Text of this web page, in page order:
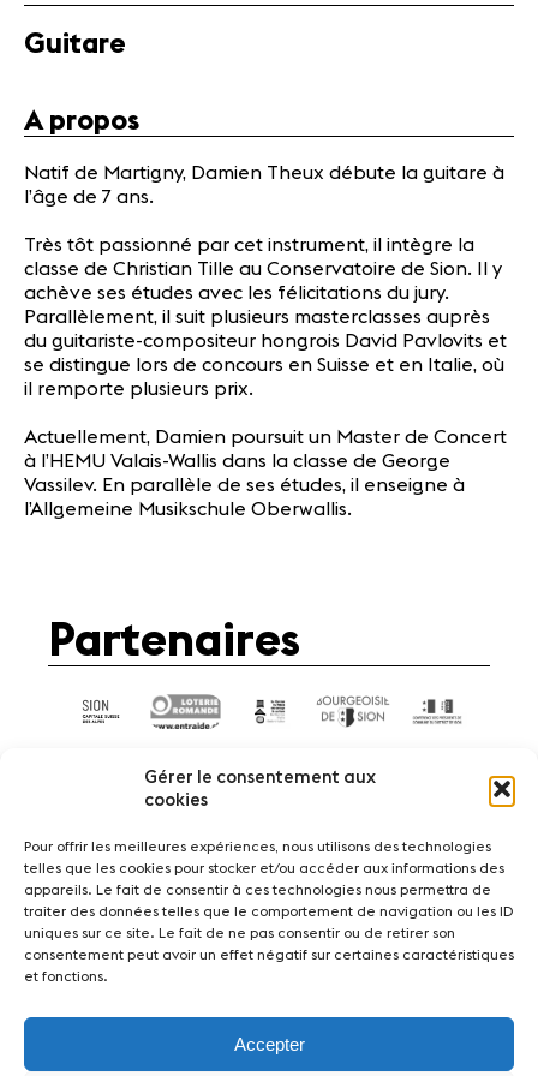
Gérer le consentement aux
cookies
Pour offrir les meilleures expériences, nous utilisons des technologies
telles que les cookies pour stocker et/ou accéder aux informations des
appareils. Le fait de consentir à ces technologies nous permettra de
traiter des données telles que le comportement de navigation ou les ID
uniques sur ce site. Le fait de ne pas consentir ou de retirer son
consentement peut avoir un effet négatif sur certaines caractéristiques
et fonctions.
Accepter
Partenaires
Actualités
Bénévoles
Médias
Revue de
presse
Emplois
Mentions
légales
Contact
Guitare
A propos
Natif de Martigny, Damien Theux débute la guitare à
l’âge de 7 ans.
Très tôt passionné par cet instrument, il intègre la
classe de Christian Tille au Conservatoire de Sion. Il y
achève ses études avec les félicitations du jury.
Parallèlement, il suit plusieurs masterclasses auprès
du guitariste-compositeur hongrois David Pavlovits et
se distingue lors de concours en Suisse et en Italie, où
il remporte plusieurs prix.
Actuellement, Damien poursuit un Master de Concert
à l’HEMU Valais-Wallis dans la classe de George
Vassilev. En parallèle de ses études, il enseigne à
l’Allgemeine Musikschule Oberwallis.
Partenaires
ActualitésConcertsBénévoles
Médiation
Revue de presse